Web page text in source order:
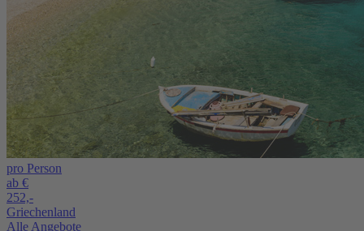
pro Person
ab €
252,-
Griechenland
Alle Angebote